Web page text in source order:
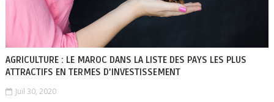
AGRICULTURE : LE MAROC DANS LA LISTE DES PAYS LES PLUS
ATTRACTIFS EN TERMES D’INVESTISSEMENT
Juil 30, 2020